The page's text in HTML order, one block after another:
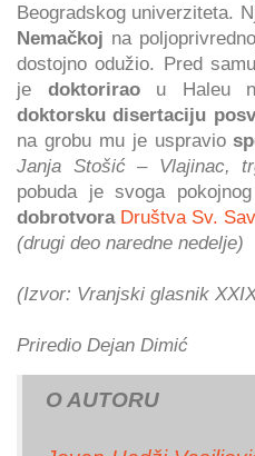
Beogradskog univerziteta.
Nemačkoj na
dostojno odužio. Pred
je doktoriraou Haleu
doktorsku disertaciju
na grobu mu je uspravio
Janja Stošić – Vlajinac,
pobuda je svoga
dobrotvora Društva Sv.
(drugi deo naredne nedelje)
(Izvor: Vranjski glasnik
Priredio Dejan Dimić
O AUTORU